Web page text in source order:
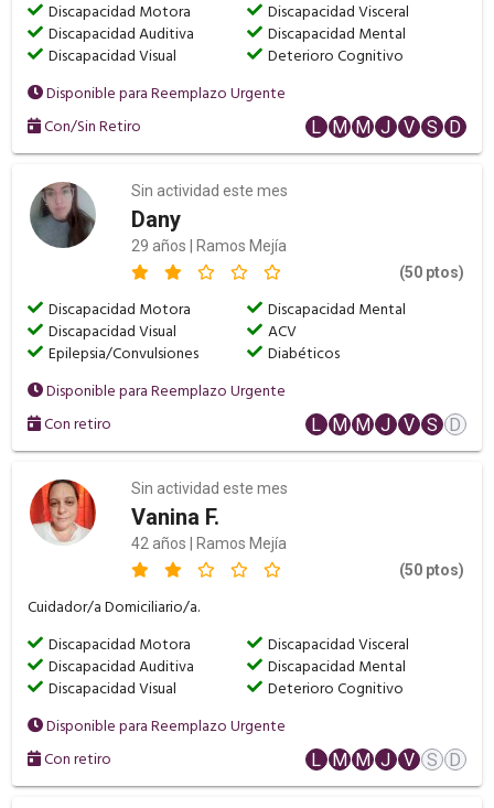
Discapacidad Motora
Discapacidad Visceral
Discapacidad Auditiva
Discapacidad Mental
Discapacidad Visual
Deterioro Cognitivo
Disponible para Reemplazo Urgente
Con/Sin Retiro
L M M J V S D
Sin actividad este mes
Dany
29 años | Ramos Mejía
(50 ptos)
Discapacidad Motora
Discapacidad Mental
Discapacidad Visual
ACV
Epilepsia/Convulsiones
Diabéticos
Disponible para Reemplazo Urgente
Con retiro
L M M J V S D
Sin actividad este mes
Vanina F.
42 años | Ramos Mejía
(50 ptos)
Cuidador/a Domiciliario/a.
Discapacidad Motora
Discapacidad Visceral
Discapacidad Auditiva
Discapacidad Mental
Discapacidad Visual
Deterioro Cognitivo
Disponible para Reemplazo Urgente
Con retiro
L M M J V S D